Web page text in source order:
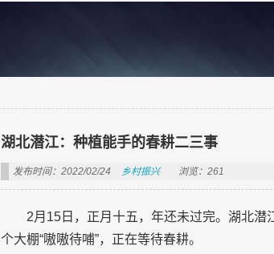
湖北潜江：种植能手的春耕二三事
发布时间：2022/02/24 乡村振兴 浏览：261
2月15日，正月十五，年还未过完。湖北
个大棚“嗷嗷待哺”，正在等待春耕。